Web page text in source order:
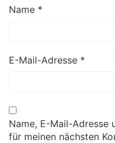
Name *
E-Mail-Adresse *
Name, E-Mail-Adresse
für meinen nächsten